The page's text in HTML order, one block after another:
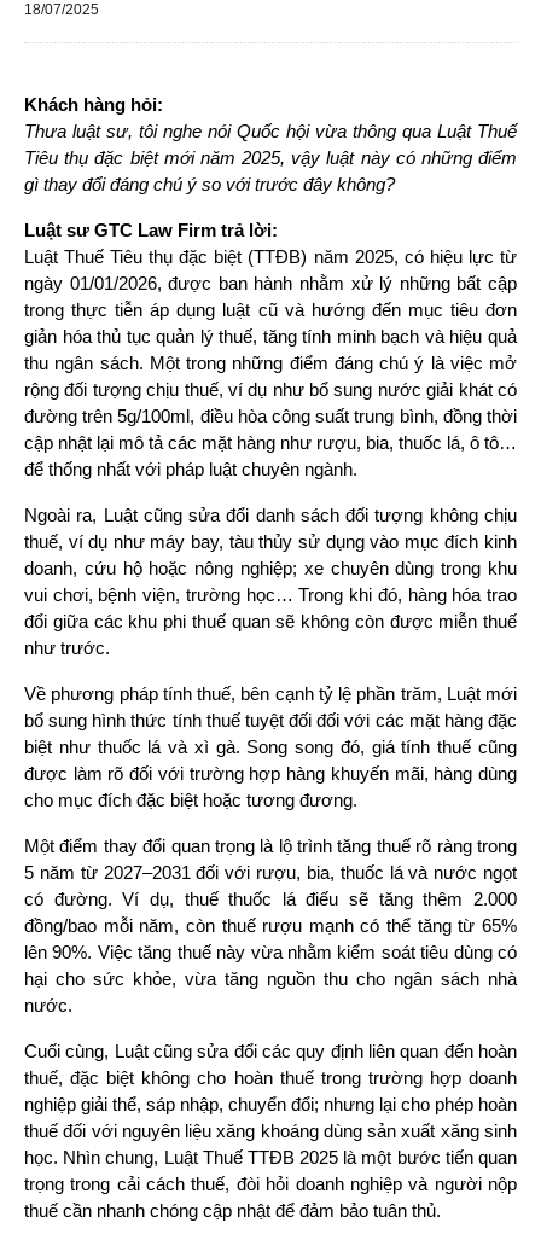
18/07/2025
Khách hàng hỏi:
Thưa luật sư, tôi nghe nói Quốc hội vừa thông qua Luật Thuế
Tiêu thụ đặc biệt mới năm 2025, vậy luật này có những điểm
gì thay đổi đáng chú ý so với trước đây không?
Luật sư GTC Law Firm trả lời:
Luật Thuế Tiêu thụ đặc biệt (TTĐB) năm 2025, có hiệu lực từ
ngày 01/01/2026, được ban hành nhằm xử lý những bất cập
trong thực tiễn áp dụng luật cũ và hướng đến mục tiêu đơn
giản hóa thủ tục quản lý thuế, tăng tính minh bạch và hiệu quả
thu ngân sách. Một trong những điểm đáng chú ý là việc mở
rộng đối tượng chịu thuế, ví dụ như bổ sung nước giải khát có
đường trên 5g/100ml, điều hòa công suất trung bình, đồng thời
cập nhật lại mô tả các mặt hàng như rượu, bia, thuốc lá, ô tô…
để thống nhất với pháp luật chuyên ngành.
Ngoài ra, Luật cũng sửa đổi danh sách đối tượng không chịu
thuế, ví dụ như máy bay, tàu thủy sử dụng vào mục đích kinh
doanh, cứu hộ hoặc nông nghiệp; xe chuyên dùng trong khu
vui chơi, bệnh viện, trường học… Trong khi đó, hàng hóa trao
đổi giữa các khu phi thuế quan sẽ không còn được miễn thuế
như trước.
Về phương pháp tính thuế, bên cạnh tỷ lệ phần trăm, Luật mới
bổ sung hình thức tính thuế tuyệt đối đối với các mặt hàng đặc
biệt như thuốc lá và xì gà. Song song đó, giá tính thuế cũng
được làm rõ đối với trường hợp hàng khuyến mãi, hàng dùng
cho mục đích đặc biệt hoặc tương đương.
Một điểm thay đổi quan trọng là lộ trình tăng thuế rõ ràng trong
5 năm từ 2027–2031 đối với rượu, bia, thuốc lá và nước ngọt
có đường. Ví dụ, thuế thuốc lá điếu sẽ tăng thêm 2.000
đồng/bao mỗi năm, còn thuế rượu mạnh có thể tăng từ 65%
lên 90%. Việc tăng thuế này vừa nhằm kiểm soát tiêu dùng có
hại cho sức khỏe, vừa tăng nguồn thu cho ngân sách nhà
nước.
Cuối cùng, Luật cũng sửa đổi các quy định liên quan đến hoàn
thuế, đặc biệt không cho hoàn thuế trong trường hợp doanh
nghiệp giải thể, sáp nhập, chuyển đổi; nhưng lại cho phép hoàn
thuế đối với nguyên liệu xăng khoáng dùng sản xuất xăng sinh
học. Nhìn chung, Luật Thuế TTĐB 2025 là một bước tiến quan
trọng trong cải cách thuế, đòi hỏi doanh nghiệp và người nộp
thuế cần nhanh chóng cập nhật để đảm bảo tuân thủ.